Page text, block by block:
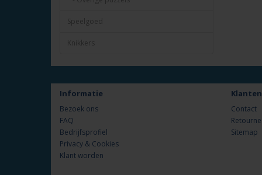
Speelgoed
Knikkers
Informatie
Bezoek ons
FAQ
Bedrijfsprofiel
Privacy & Cookies
Klant worden
Contact
Sitemap